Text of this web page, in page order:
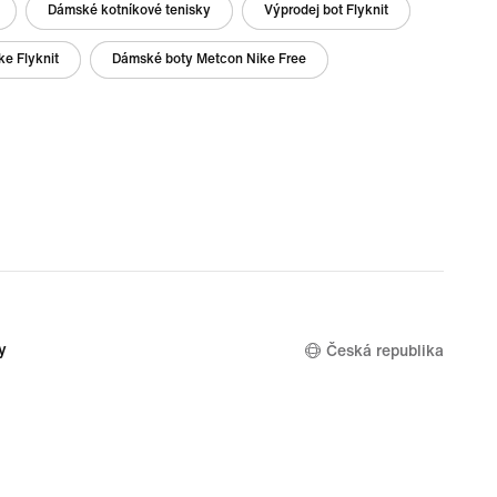
Dámské kotníkové tenisky Výprodej bot Flyknit
Flyknit Dámské boty Metcon Nike Free
Česká republika